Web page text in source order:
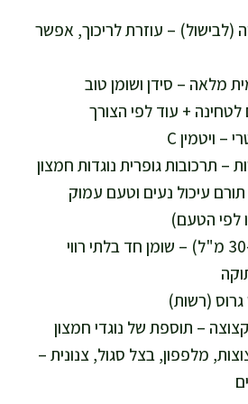
(לבישול) – עוזרת לריכוך, אפשר
מלפפון, בצל סגול, צנונית –